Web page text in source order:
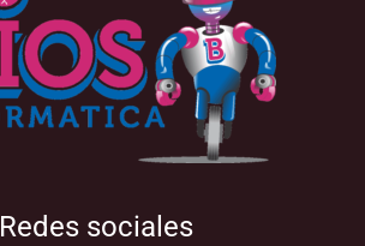
Redes sociales